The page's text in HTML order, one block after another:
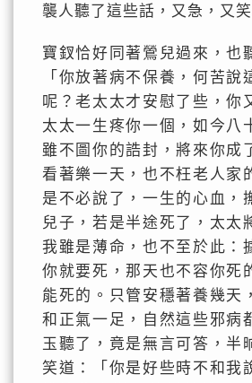
襲人聽了這些話，又急，又笑
寶釵恰好同著鶯兒過來，也
「你放著病不保養，何苦說
呢？老太太才安慰了些，你
太太一生疼你一個，如今八
雖不圖你的誥封，將來你成
看著樂一天，也不枉老人家
是不必說了，一生的心血，
兒子，若是半途死了，太太
我雖是薄命，也不至於此：
你就要死，那天也不容你死
能死的。只管安穩著養幾天
和正氣一足，自然這些邪病
玉聽了，竟是無言可答，半
笑道：「你是好些時不和我